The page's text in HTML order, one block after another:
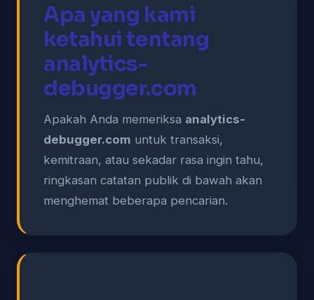
Apa yang kami
ketahui tentang
analytics-
debugger.com
Apakah Anda memeriksa analytics-
debugger.com untuk transaksi,
kemitraan, atau sekadar rasa ingin tahu,
ringkasan catatan publik di bawah akan
menghemat beberapa pencarian.